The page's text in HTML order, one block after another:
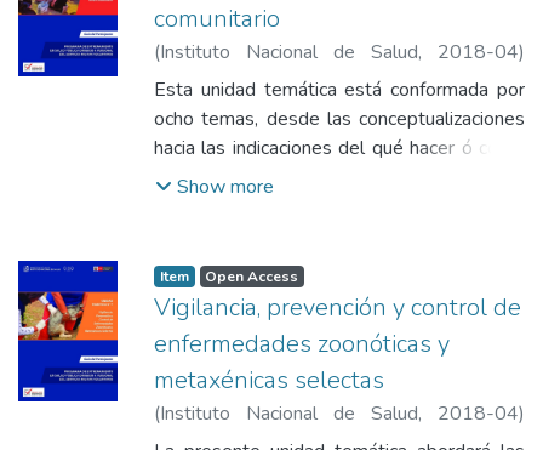
comunitario
(Instituto Nacional de Salud, 2018-04)
Minchan Calderón, Alicia;Vásquez León,
Blanca Gladys;Vásquez Arangoitia, Claudia
Liliana;Moreno Gutiérrez, Diamantina Lorgia
Arteaga, Norka Hilda
Esta unidad temática está conformada por
ocho temas, desde las conceptualizaciones
hacia las indicaciones del qué hacer ó cómo
actuar en diversas circunstancias de riesgo o
permitirá el tránsito dialéctico desde la
teoría a la práctica, combinando ambos
aspectos para lograr un aprendizaje
significativo en la materia.
Show more
Item Open Access
Vigilancia, prevención y control de
enfermedades zoonóticas y
metaxénicas selectas
(Instituto Nacional de Salud, 2018-04)
Minchan Calderón, Alicia;Vásquez León,